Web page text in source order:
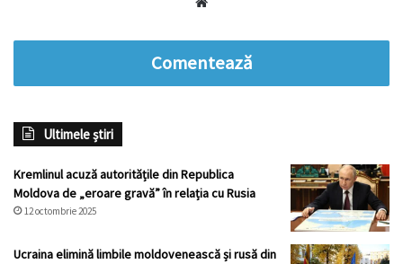
Comentează
Ultimele știri
Kremlinul acuză autoritățile din Republica
Moldova de „eroare gravă” în relația cu Rusia
12 octombrie 2025
Ucraina elimină limbile moldovenească și rusă din